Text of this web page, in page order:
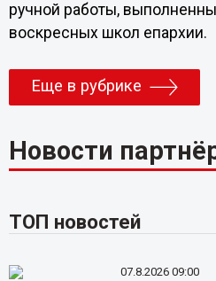
ручной работы,
воскресных школ епархии.
Еще в рубрике
Новости
ТОП новостей
07.8.2026 09:00